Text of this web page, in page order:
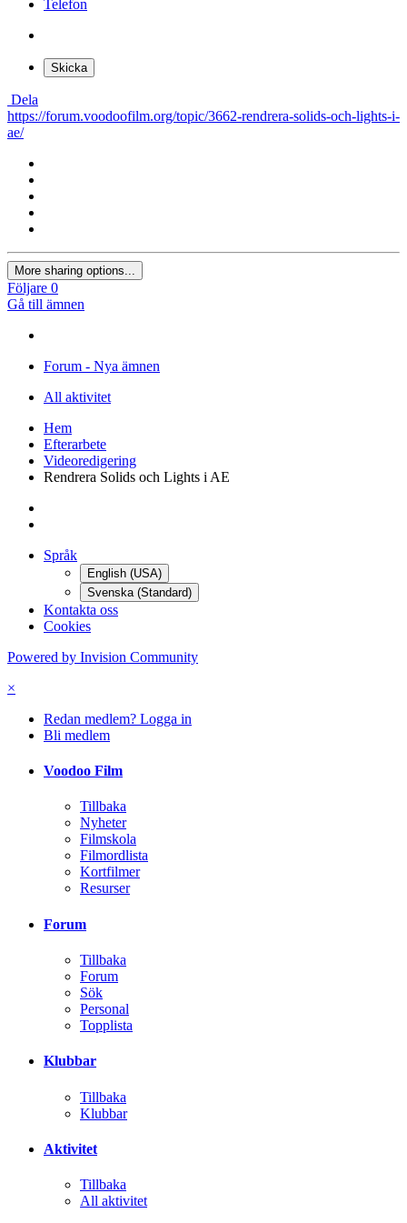
Telefon
Skicka
Dela
https://forum.voodoofilm.org/topic/3662-rendrera-solids-och-lights-i-
ae/
More sharing options...
Följare 0
Gå till ämnen
Forum - Nya ämnen
All aktivitet
Hem
Efterarbete
Videoredigering
Rendrera Solids och Lights i AE
Språk
English (USA)
Svenska (Standard)
Kontakta oss
Cookies
Powered by Invision Community
×
Redan medlem? Logga in
Bli medlem
Voodoo Film
Tillbaka
Nyheter
Filmskola
Filmordlista
Kortfilmer
Resurser
Forum
Tillbaka
Forum
Sök
Personal
Topplista
Klubbar
Tillbaka
Klubbar
Aktivitet
Tillbaka
All aktivitet